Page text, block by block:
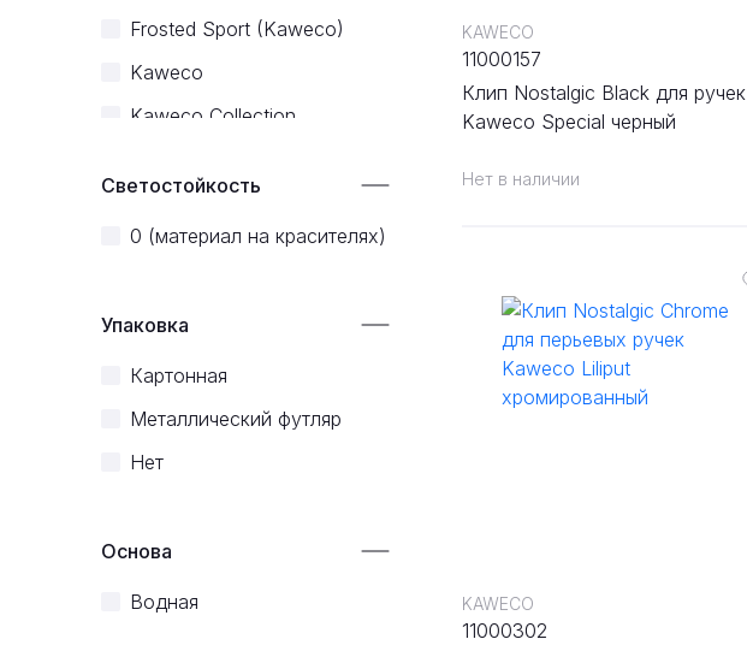
Frosted Sport (Kaweco)
Kaweco
Kaweco Collection
Liliput (Kaweco)
Skyline Sport (Kaweco)
Special (Kaweco)
Student (Kaweco)
Supra (Kaweco)
Светостойкость
0 (материал на красителях)
Упаковка
Картонная
Металлический футляр
Нет
Основа
Водная
Нет в наличии
Клип Nostalgic Black для ручек
Kaweco Special черный
KAWECO
11000157
KAWECO
11000302